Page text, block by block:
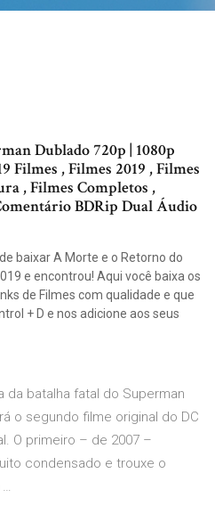
Dublado 720p | 1080p
Filmes , Filmes 2019 , Filmes
, Filmes Completos ,
BDRip Dual Áudio
baixar A Morte e o Retorno do
e encontrou! Aqui você baixa os
de Filmes com qualidade e que
+ D e nos adicione aos seus
da batalha fatal do Superman
o segundo filme original do DC
O primeiro – de 2007 –
condensado e trouxe o